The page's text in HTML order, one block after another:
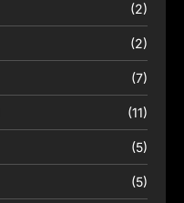
(2)
(2)
(7)
(11)
(5)
(5)